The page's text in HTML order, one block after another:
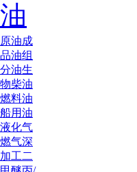
油
原油成
品油组
分油生
物柴油
燃料油
船用油
液化气
燃气深
加工二